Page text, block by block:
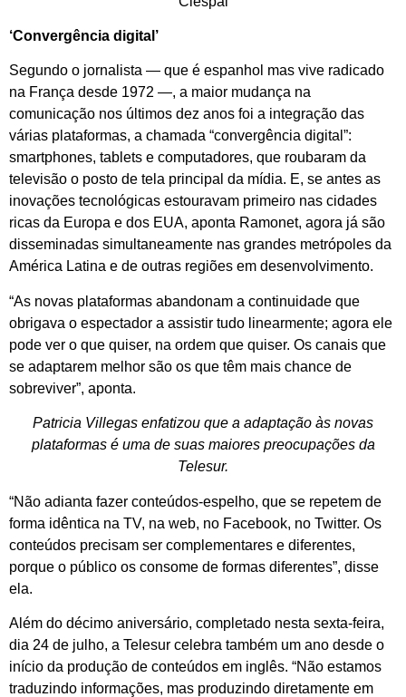
‘Convergência digital’
Segundo o jornalista — que é espanhol mas vive radicado
na França desde 1972 —, a maior mudança na
comunicação nos últimos dez anos foi a integração das
várias plataformas, a chamada “convergência digital”:
smartphones, tablets e computadores, que roubaram da
televisão o posto de tela principal da mídia. E, se antes as
inovações tecnológicas estouravam primeiro nas cidades
ricas da Europa e dos EUA, aponta Ramonet, agora já são
disseminadas simultaneamente nas grandes metrópoles da
América Latina e de outras regiões em desenvolvimento.
“As novas plataformas abandonam a continuidade que
obrigava o espectador a assistir tudo linearmente; agora ele
pode ver o que quiser, na ordem que quiser. Os canais que
se adaptarem melhor são os que têm mais chance de
sobreviver”, aponta.
Patricia Villegas enfatizou que a adaptação às novas
plataformas é uma de suas maiores preocupações da
Telesur.
“Não adianta fazer conteúdos-espelho, que se repetem de
forma idêntica na TV, na web, no Facebook, no Twitter. Os
conteúdos precisam ser complementares e diferentes,
porque o público os consome de formas diferentes”, disse
ela.
Além do décimo aniversário, completado nesta sexta-feira,
dia 24 de julho, a Telesur celebra também um ano desde o
início da produção de conteúdos em inglês. “Não estamos
traduzindo informações, mas produzindo diretamente em